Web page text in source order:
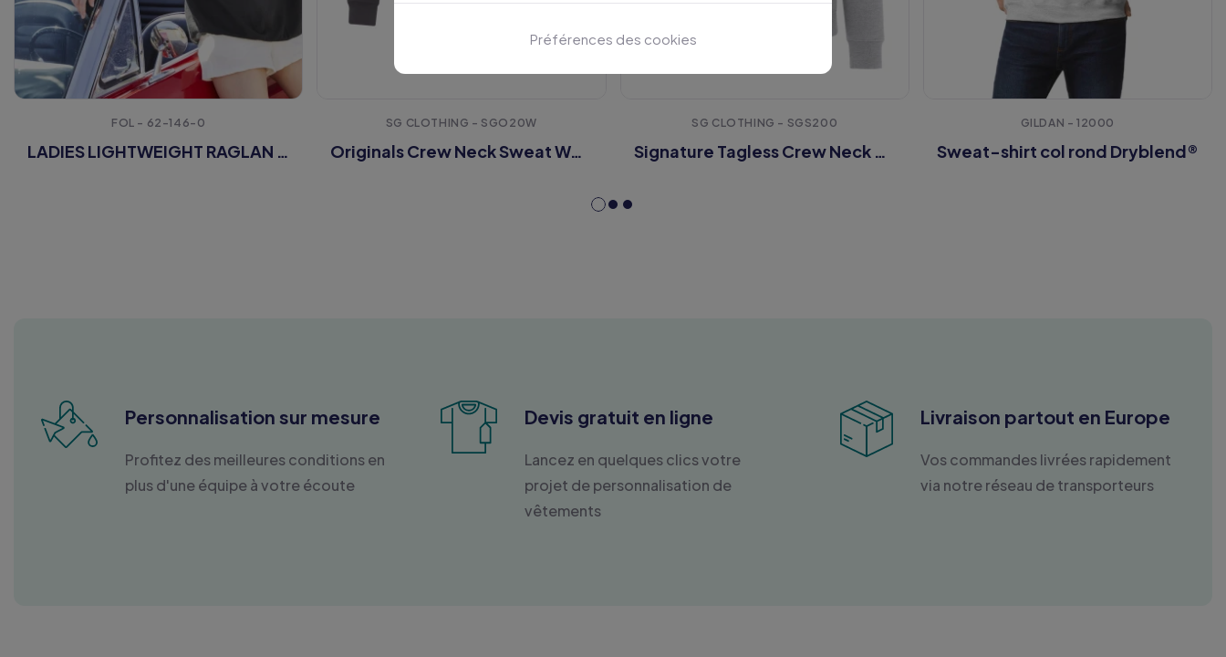
FOL - 62-146-0
LADIES LIGHTWEIGHT RAGLAN SWEAT
SG CLOTHING - SGO20W
Originals Crew Neck Sweat Women
SG CLOTHING - SGS200
Signature Tagless Crew Neck Sweatshirt Unisex
GILDAN - 12000
Sweat-shirt col rond Dryblend®
Personnalisation sur mesure
Profitez des meilleures conditions en
plus d'une équipe à votre écoute
Devis gratuit en ligne
Lancez en quelques clics votre
projet de personnalisation de
vêtements
Livraison partout en Europe
Vos commandes livrées rapidement
via notre réseau de transporteurs
Préférences des cookies